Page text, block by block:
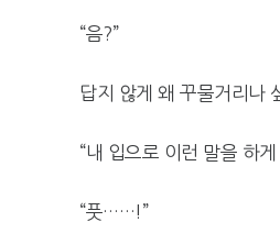
“음?”
답지 않게 왜 꾸물거리나
“내 입으로 이런 말을 하
“풋……!”